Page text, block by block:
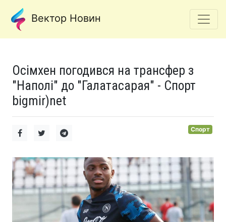
Вектор Новин
Осімхен погодився на трансфер з
"Наполі" до "Галатасарая" - Спорт
bigmir)net
Спорт